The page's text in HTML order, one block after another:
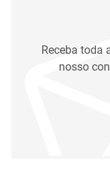
Receba toda
nosso